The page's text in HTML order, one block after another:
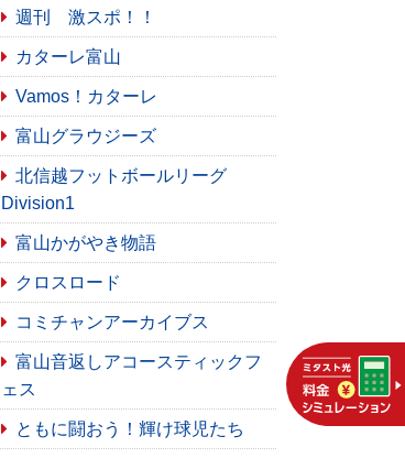
週刊 激スポ！！
カターレ富山
Vamos！カターレ
富山グラウジーズ
北信越フットボールリーグ
Division1
富山かがやき物語
クロスロード
コミチャンアーカイブス
富山音返しアコースティックフ
ェス
ともに闘おう！輝け球児たち